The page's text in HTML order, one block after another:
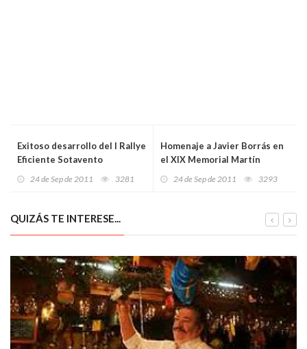
Exitoso desarrollo del I Rallye
Eficiente Sotavento
24 de Sep de 2011 3281
Homenaje a Javier Borrás en
el XIX Memorial Martín
24 de Sep de 2011 3293
QUIZÁS TE INTERESE...